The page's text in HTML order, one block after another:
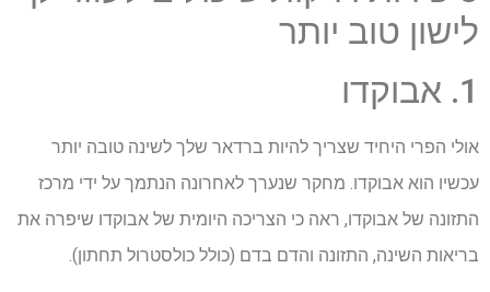
לישון טוב יותר
1. אבוקדו
אולי הפרי היחיד שצריך להיות ברדאר שלך לשינה טובה יותר
עכשיו הוא אבוקדו. מחקר שנערך לאחרונה הנתמך על ידי מרכז
התזונה של אבוקדו, ראה כי הצריכה היומית של אבוקדו שיפרה את
בריאות השינה, התזונה והדם בדם (כולל כולסטרול תחתון).